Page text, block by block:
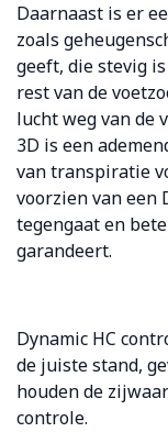
Daarnaast is er
zoals
geeft, die stevig
rest van de
lucht weg van de
3D is een
van transpiratie
voorzien van
tegengaat en
garandeert.
Dynamic HC
de juiste stand,
houden de
controle.